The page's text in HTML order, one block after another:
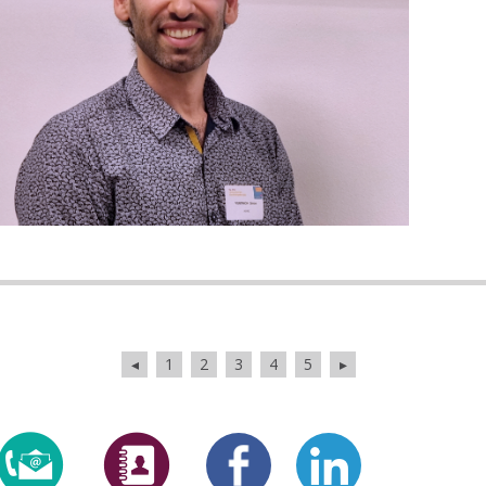
◂ 1 2 3 4 5 ▸